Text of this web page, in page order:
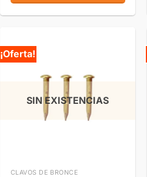
¡Oferta!
SIN EXISTENCIAS
CLAVOS DE BRONCE